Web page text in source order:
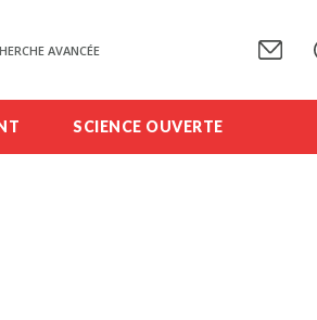
AVANCÉE
SCIENCE OUVERTE